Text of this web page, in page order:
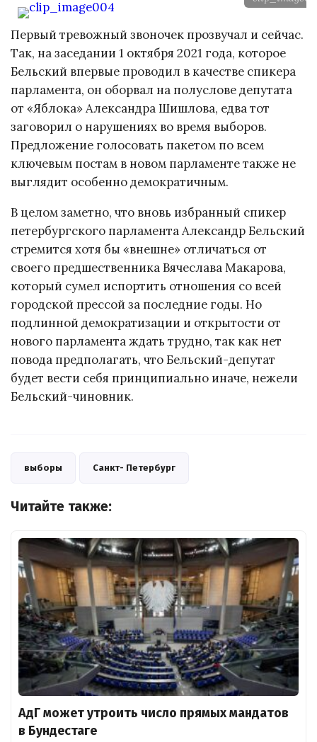
Первый тревожный звоночек прозвучал и сейчас.
Так, на заседании 1 октября 2021 года, которое
Бельский впервые проводил в качестве спикера
парламента, он оборвал на полуслове депутата
от «Яблока» Александра Шишлова, едва тот
заговорил о нарушениях во время выборов.
Предложение голосовать пакетом по всем
ключевым постам в новом парламенте также не
выглядит особенно демократичным.
В целом заметно, что вновь избранный спикер
петербургского парламента Александр Бельский
стремится хотя бы «внешне» отличаться от
своего предшественника Вячеслава Макарова,
который сумел испортить отношения со всей
городской прессой за последние годы. Но
подлинной демократизации и открытости от
нового парламента ждать трудно, так как нет
повода предполагать, что Бельский-депутат
будет вести себя принципиально иначе, нежели
Бельский-чиновник.
выборы Санкт- Петербург
Читайте также:
АдГ может утроить число прямых мандатов
в Бундестаге